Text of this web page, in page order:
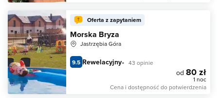
Oferta z zapytaniem
Morska Bryza
Jastrzębia Góra
9.5 Rewelacyjny 43 opinie
od 80 zł
1 noc
Cena i dostępność do potwierdzenia